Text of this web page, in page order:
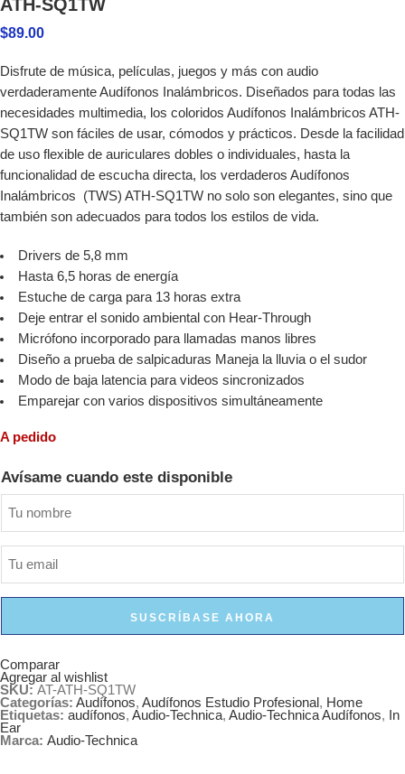
ATH-SQ1TW
$89.00
Disfrute de música, películas, juegos y más con audio
verdaderamente Audífonos Inalámbricos. Diseñados para todas las
necesidades multimedia, los coloridos Audífonos Inalámbricos ATH-
SQ1TW son fáciles de usar, cómodos y prácticos. Desde la facilidad
de uso flexible de auriculares dobles o individuales, hasta la
funcionalidad de escucha directa, los verdaderos Audífonos
Inalámbricos (TWS) ATH-SQ1TW no solo son elegantes, sino que
también son adecuados para todos los estilos de vida.
Drivers de 5,8 mm
Hasta 6,5 horas de energía
Estuche de carga para 13 horas extra
Deje entrar el sonido ambiental con Hear-Through
Micrófono incorporado para llamadas manos libres
Diseño a prueba de salpicaduras Maneja la lluvia o el sudor
Modo de baja latencia para videos sincronizados
Emparejar con varios dispositivos simultáneamente
A pedido
Avísame cuando este disponible
SUSCRÍBASE AHORA
Comparar
Agregar al wishlist
SKU:AT-ATH-SQ1TW
Categorías: Audífonos, Audífonos Estudio Profesional, Home
Etiquetas: audífonos, Audio-Technica, Audio-Technica Audífonos, In
Ear
Marca: Audio-Technica